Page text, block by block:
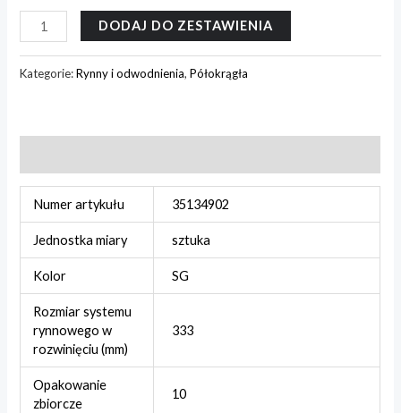
DODAJ DO ZESTAWIENIA
Kategorie:Rynny i odwodnienia,Półokrągła
Numer artykułu 35134902
Jednostka miary sztuka
Kolor SG
Rozmiar systemu
rynnowego w
rozwinięciu (mm)
333
Opakowanie
zbiorcze
10